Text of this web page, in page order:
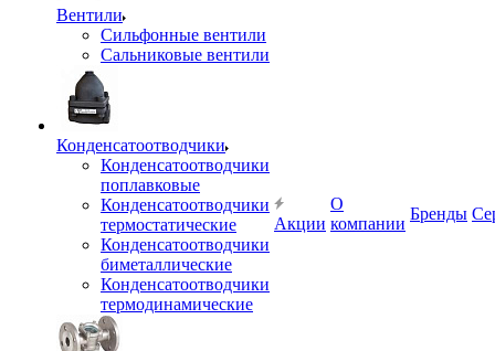
Вентили
Сильфонные вентили
Сальниковые вентили
Конденсатоотводчики
Конденсатоотводчики
поплавковые
Конденсатоотводчики
термостатические
Конденсатоотводчики
биметаллические
Конденсатоотводчики
термодинамические
Акции
О
компании
Бренды